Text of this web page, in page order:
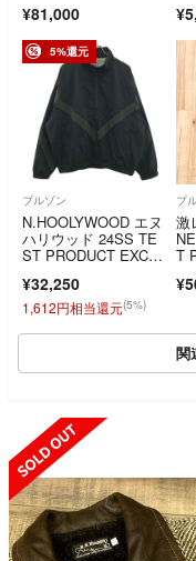
¥81,000
5%還元
ブルゾン
N.HOOLYWOOD エヌ
ハリウッド 24SS TE
ST PRODUCT EXCH
INING BLOUSON ミ
リタリートレーニング
ブルゾン 9232-BL01-0
03 ブラック 38
¥32,250
1,612円相当還元(5%)
ブ
激
T
関
SOLD OUT